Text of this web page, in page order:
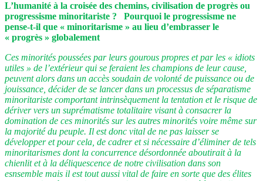
L’humanité à la croisée des chemins, civilisation de progrès ou
progressisme minoritariste ? Pourquoi le progressisme ne
pense-t-il que « minoritarisme » au lieu d’embrasser le
« progrès » globalement
Ces minorités poussées par leurs gourous propres et par les « idiots
utiles » de l’extérieur qui se feraient les champions de leur cause,
peuvent alors dans un accès soudain de volonté de puissance ou de
jouissance, décider de se lancer dans un processus de séparatisme
minoritariste comportant intrinsèquement la tentation et le risque de
dériver vers un suprématisme totalitaire visant à consacrer la
domination de ces minorités sur les autres minorités voire même sur
la majorité du peuple. Il est donc vital de ne pas laisser se
développer et pour cela, de cadrer et si nécessaire d’éliminer de tels
minoritarismes dont la concurrence désordonnée aboutirait à la
chienlit et à la déliquescence de notre civilisation dans son
esnsemble mais il est tout aussi vital de faire en sorte que des élites